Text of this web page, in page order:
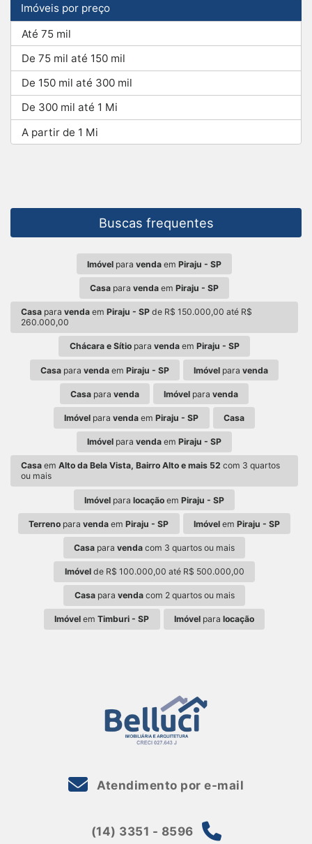
Imóveis por preço
Até 75 mil
De 75 mil até 150 mil
De 150 mil até 300 mil
De 300 mil até 1 Mi
A partir de 1 Mi
Buscas frequentes
Imóvel para venda em Piraju - SP
Casa para venda em Piraju - SP
Casa paravenda emPiraju - SP de R$ 150.000,00 até R$
260.000,00
Chácara e Sítiopara vendaem Piraju - SP
Casapara vendaem Piraju - SP Imóvel paravenda
Casapara venda Imóvel paravenda
Imóvel paravenda emPiraju - SP Casa
Imóvel para venda em Piraju - SP
Casa emAlto da Bela Vista, Bairro Alto e mais 52 com 3 quartos
ou mais
Imóvel para locação em Piraju - SP
Terreno paravenda emPiraju - SP Imóvelem Piraju - SP
Casa para venda com 3 quartos ou mais
Imóvelde R$ 100.000,00 até R$ 500.000,00
Casapara vendacom 2 quartos ou mais
Imóvel emTimburi - SP Imóvelpara locação
Atendimento por e-mail
(14) 3351 - 8596